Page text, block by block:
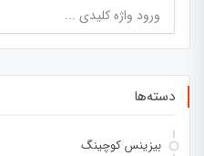
جستجو
دسته‌ها
بیزینس کوچینگ